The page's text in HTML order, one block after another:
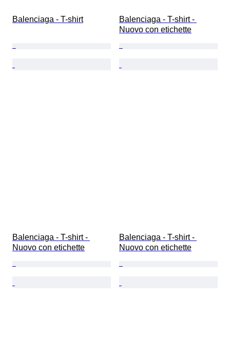
Balenciaga - T-shirt
Balenciaga - T-shirt -
Nuovo con etichette
Balenciaga - T-shirt -
Nuovo con etichette
Balenciaga - T-shirt -
Nuovo con etichette